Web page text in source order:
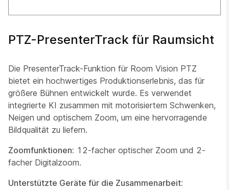
PTZ-PresenterTrack für Raumsicht
Die PresenterTrack-Funktion für Room Vision PTZ
bietet ein hochwertiges Produktionserlebnis, das für
größere Bühnen entwickelt wurde. Es verwendet
integrierte KI zusammen mit motorisiertem Schwenken,
Neigen und optischem Zoom, um eine hervorragende
Bildqualität zu liefern.
Zoomfunktionen: 12-facher optischer Zoom und 2-
facher Digitalzoom.
Unterstützte Geräte für die Zusammenarbeit: